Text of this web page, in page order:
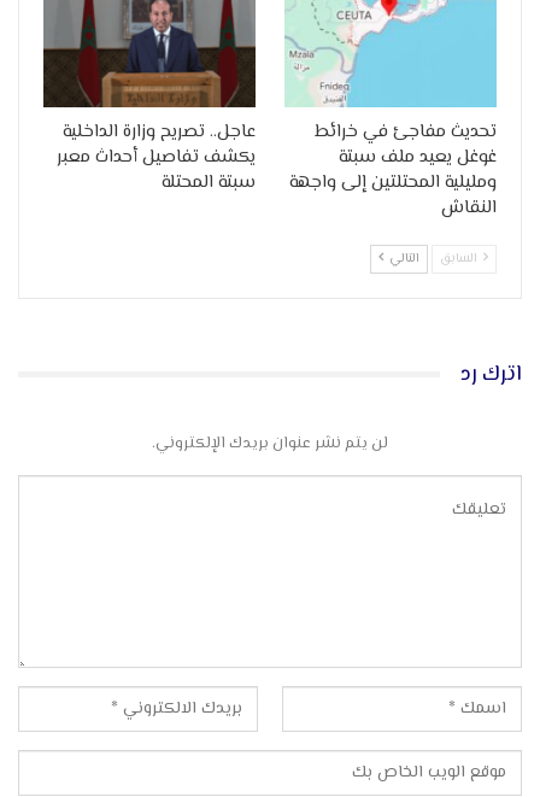
تحديث مفاجئ في خرائط
غوغل يعيد ملف سبتة
ومليلية المحتلتين إلى واجهة
النقاش
عاجل.. تصريح وزارة الداخلية
يكشف تفاصيل أحداث معبر
سبتة المحتلة
السابق التالي
اترك رد
لن يتم نشر عنوان بريدك الإلكتروني.